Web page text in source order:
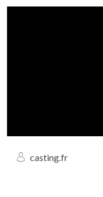
casting.fr